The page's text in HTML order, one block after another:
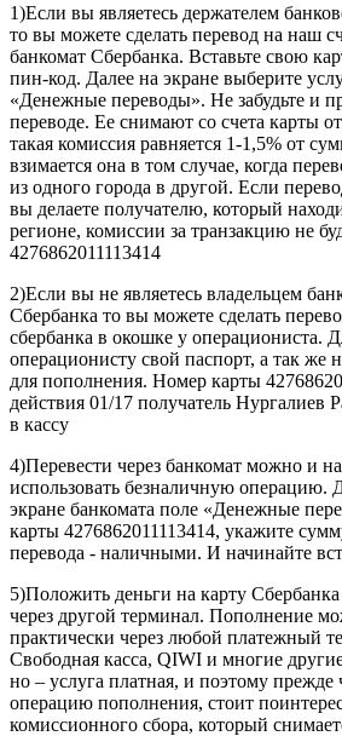
1)Если вы являетесь держателем
то вы можете сделать перевод на наш
банкомат Сбербанка. Вставьте свою
пин-код. Далее на экране выберите
«Денежные переводы». Не забудьте и
переводе. Ее снимают со счета карты
такая комиссия равняется 1-1,5% от
взимается она в том случае, когда
из одного города в другой. Если
вы делаете получателю, который
регионе, комиссии за транзакцию не
4276862011113414
2)Если вы не являетесь владельцем
Сбербанка то вы можете сделать
сбербанка в окошке у операциониста.
операционисту свой паспорт, а так же
для пополнения. Номер карты
действия 01/17 получатель Нургалиев
в кассу
4)Перевести через банкомат можно и
использовать безналичную операцию.
экране банкомата поле «Денежные
карты 4276862011113414, укажите
перевода - наличными. И начинайте
5)Положить деньги на карту
через другой терминал. Пополнение
практически через любой платежный
Свободная касса, QIWI и многие
но – услуга платная, и поэтому прежде
операцию пополнения, стоит
комиссионного сбора, который